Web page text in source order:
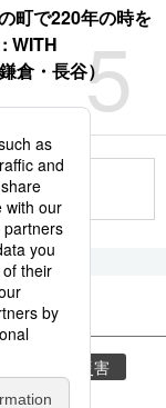
5
町で220年の時を
WITH
倉・長谷）
災害